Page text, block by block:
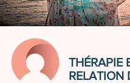
THÉRAPIE
RELATION